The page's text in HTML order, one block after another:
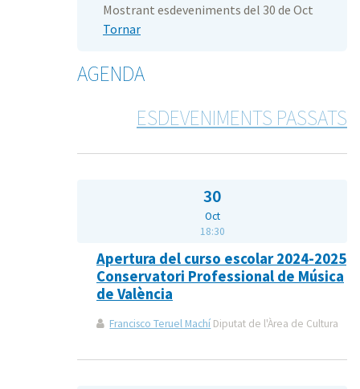
Mostrant esdeveniments del 30 de Oct
Tornar
AGENDA
ESDEVENIMENTS PASSATS
30
Oct
18:30
Apertura del curso escolar 2024-2025
Conservatori Professional de Música
de València
Francisco Teruel Machí Diputat de l'Àrea de Cultura